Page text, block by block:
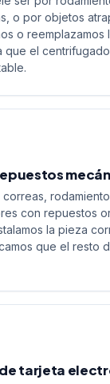
o por objetos
o reemplazamos
que el
con repuestos
la pieza
que el resto
tarjeta